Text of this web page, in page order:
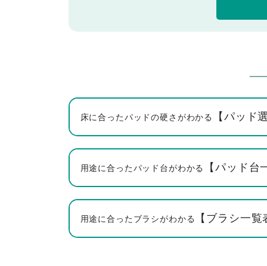
床に合ったパッドの硬さがわかる 【パッド
用途に合ったパッド台がわかる 【パッド台
用途に合ったブラシがわかる 【ブラシ一覧